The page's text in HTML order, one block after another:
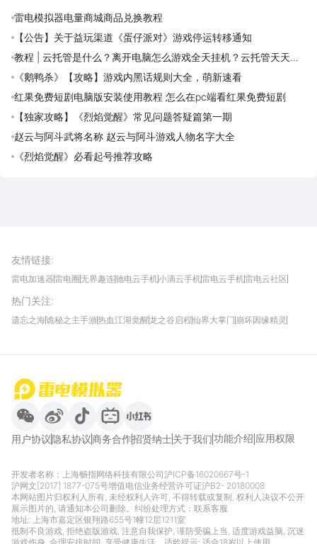
雷电模拟器电量商城商品兑换教程
【公告】关于益玩渠道《蛋仔派对》游戏停运转移通知
教程 | 云托管是什么？离开电脑怎么游戏全天挂机？云托管天天免
费领取攻略
《鹅鸭杀》【攻略】游戏内黑话规则大全，萌新速看
红果免费短剧电脑版安装使用教程 怎么在pc端看红果免费短剧
【独家攻略】《烈焰觉醒》常见问题答疑篇第一期
赵云与阿斗武将名称 赵云与阿斗游戏人物名字大全
《烈焰觉醒》必看起号推荐攻略
友情链接:
雷电加速器雷电圈无界趣连驰电云手机小滴云手机雷电云手机雷电云社区
我爱vr网华军软件园
热门关注:
遗忘之海诡秘之主手游热血江湖觉醒龙之谷启程仙界大掌门 崩坏因缘精灵
用户协议隐私协议商务合作招贤纳士关于我们功能介绍 应用权限
开发者名称：上海畅指网络科技有限公司沪ICP备16020667号-1
沪网文[2017] 1877-075号增值电信业务经营许可证沪B2- 20180008
本网站图片归权利人所有, 未经权利人许可, 不得转载或复制, 权利人决议不公开
展示图片的, 请通知本公司删除。纠纷处理方式： 联系客服
地址: 上海市嘉定区银翔路655号1幢12层1211室
抵制不良游戏, 拒绝盗版游戏, 注意自我保护, 谨防受骗上当, 适度游戏益脑, 沉迷
首页
微信
微博 抖音 哔哩哔哩